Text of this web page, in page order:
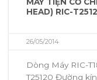
HEAD) RIC-
26/05/2014
Dòng Máy RIC-
T25120 Đường